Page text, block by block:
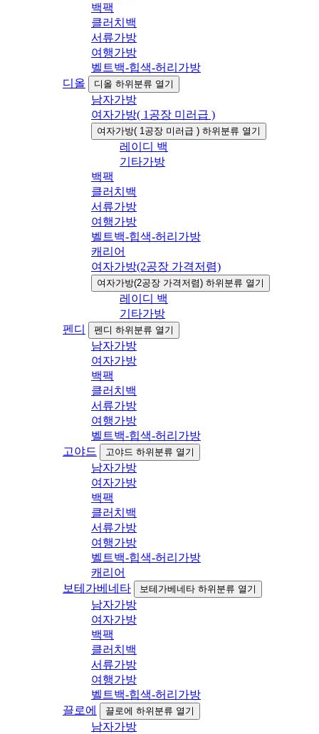
백팩
클러치백
서류가방
여행가방
벨트백-힙색-허리가방
디올
디올 하위분류 열기
남자가방
여자가방( 1공장 미러급 )
여자가방( 1공장 미러급 ) 하위분류 열기
레이디 백
기타가방
백팩
클러치백
서류가방
여행가방
벨트백-힙색-허리가방
캐리어
여자가방(2공장 가격저렴)
여자가방(2공장 가격저렴) 하위분류 열기
레이디 백
기타가방
펜디
펜디 하위분류 열기
남자가방
여자가방
백팩
클러치백
서류가방
여행가방
벨트백-힙색-허리가방
고야드
고야드 하위분류 열기
남자가방
여자가방
백팩
클러치백
서류가방
여행가방
벨트백-힙색-허리가방
캐리어
보테가베네타
보테가베네타 하위분류 열기
남자가방
여자가방
백팩
클러치백
서류가방
여행가방
벨트백-힙색-허리가방
끌로에
끌로에 하위분류 열기
남자가방